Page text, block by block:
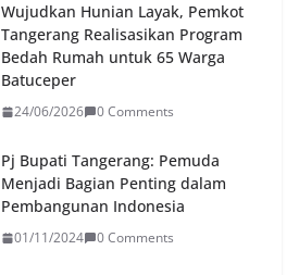
Wujudkan Hunian Layak, Pemkot
Tangerang Realisasikan Program
Bedah Rumah untuk 65 Warga
Batuceper
24/06/2026 0 Comments
Pj Bupati Tangerang: Pemuda
Menjadi Bagian Penting dalam
Pembangunan Indonesia
01/11/2024 0 Comments